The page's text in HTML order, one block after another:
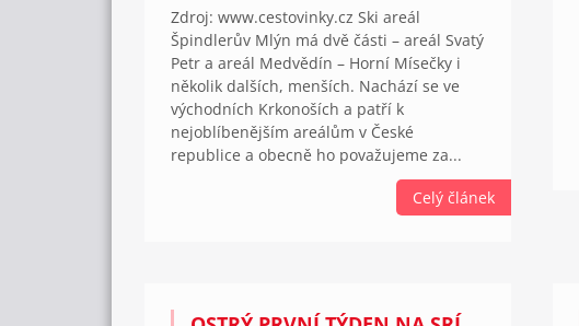
Zdroj: www.cestovinky.cz Ski areál
Špindlerův Mlýn má dvě části – areál Svatý
Petr a areál Medvědín – Horní Mísečky i
několik dalších, menších. Nachází se ve
východních Krkonoších a patří k
nejoblíbenějším areálům v České
republice a obecně ho považujeme za...
Celý článek